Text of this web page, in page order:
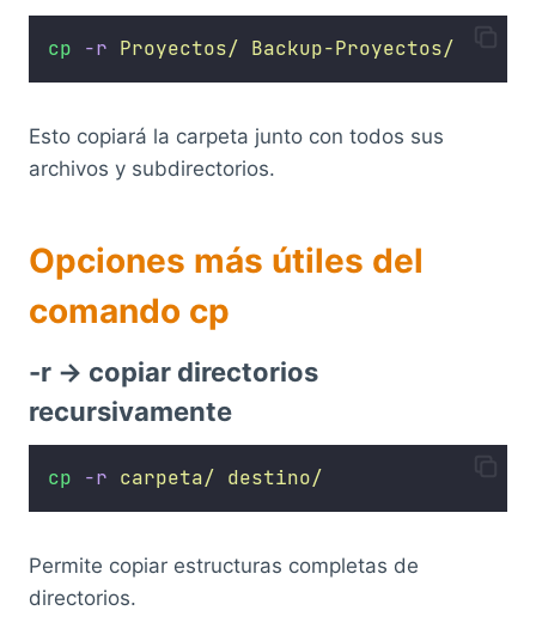
cp -r Proyectos/ Backup-Proyectos/
Esto copiará la carpeta junto con todos sus
archivos y subdirectorios.
Opciones más útiles del
comando cp
-r → copiar directorios
recursivamente
cp -r carpeta/ destino/
Permite copiar estructuras completas de
directorios.